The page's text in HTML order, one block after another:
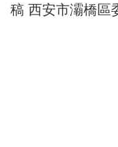
稿 西安市灞橋區